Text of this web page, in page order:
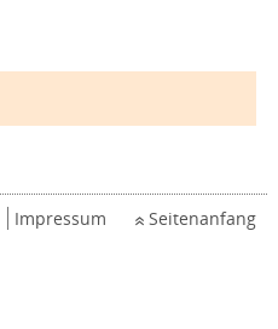
Impressum Seitenanfang